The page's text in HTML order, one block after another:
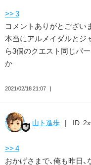
>> 3
コメントありがとござい
本当にアルメイダルとジ
ら3個のクエスト同じパ
か
2021/02/18 21:07
山ト進歩 ID:
>> 4
おかげさまで、俺も昨日